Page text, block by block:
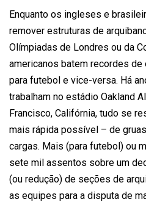
Enquanto os ingleses e
remover estruturas de
Olímpiadas de Londres ou da
americanos batem recordes
para futebol e vice-versa. Há
trabalham no estádio Oakland
Francisco, Califórnia, tudo se
mais rápida possível – de
cargas. Mais (para futebol) ou
sete mil assentos sobre um
(ou redução) de seções de
as equipes para a disputa de